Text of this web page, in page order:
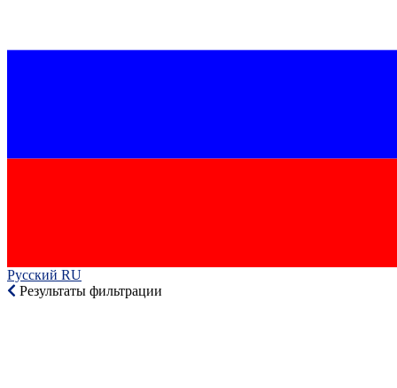
Русский RU‎
Результаты фильтрации